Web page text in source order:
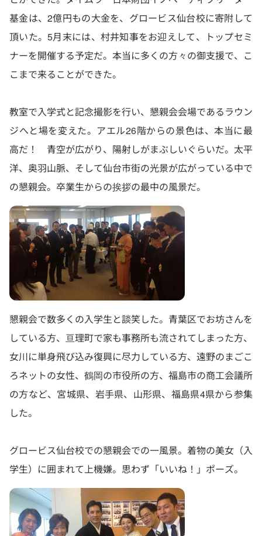
基金は、2億円もの大金を、グロービス仙台校に寄附して
頂いた。5月末には、村井知事をお迎えして、トップセミ
ナーを開催する予定だ。本当に多くの方々の御支援で、こ
こまで来ることができた。
教室で入学式と記念撮影を行い、懇親会会場であるラウン
ジへと場を変えた。アエル26階からの景色は、本当に最
高だ！ 青空が広がり、陽射しがまぶしいぐらいだ。太平
洋、奥羽山脈、そして仙台市街の光景が広がっている中で
の懇親会。卒業生からの挨拶の最中の風景だ。
懇親会で数多くの入学生と談笑した。青葉区でお坊さんを
している方、亘理町で家も事務所も流されてしまった方、
女川に単身飛び込み復興に尽力している方、遠野のまごこ
ろネットの女性、鶴岡の市役所の方、福島市の商工会議所
の方など、宮城県、岩手県、山形県、福島県4県から参集
した。
グロービス仙台校での懇親会での一風景。着物の美女（入
学生）に囲まれて上機嫌。思わず「いいね！」ポーズ。